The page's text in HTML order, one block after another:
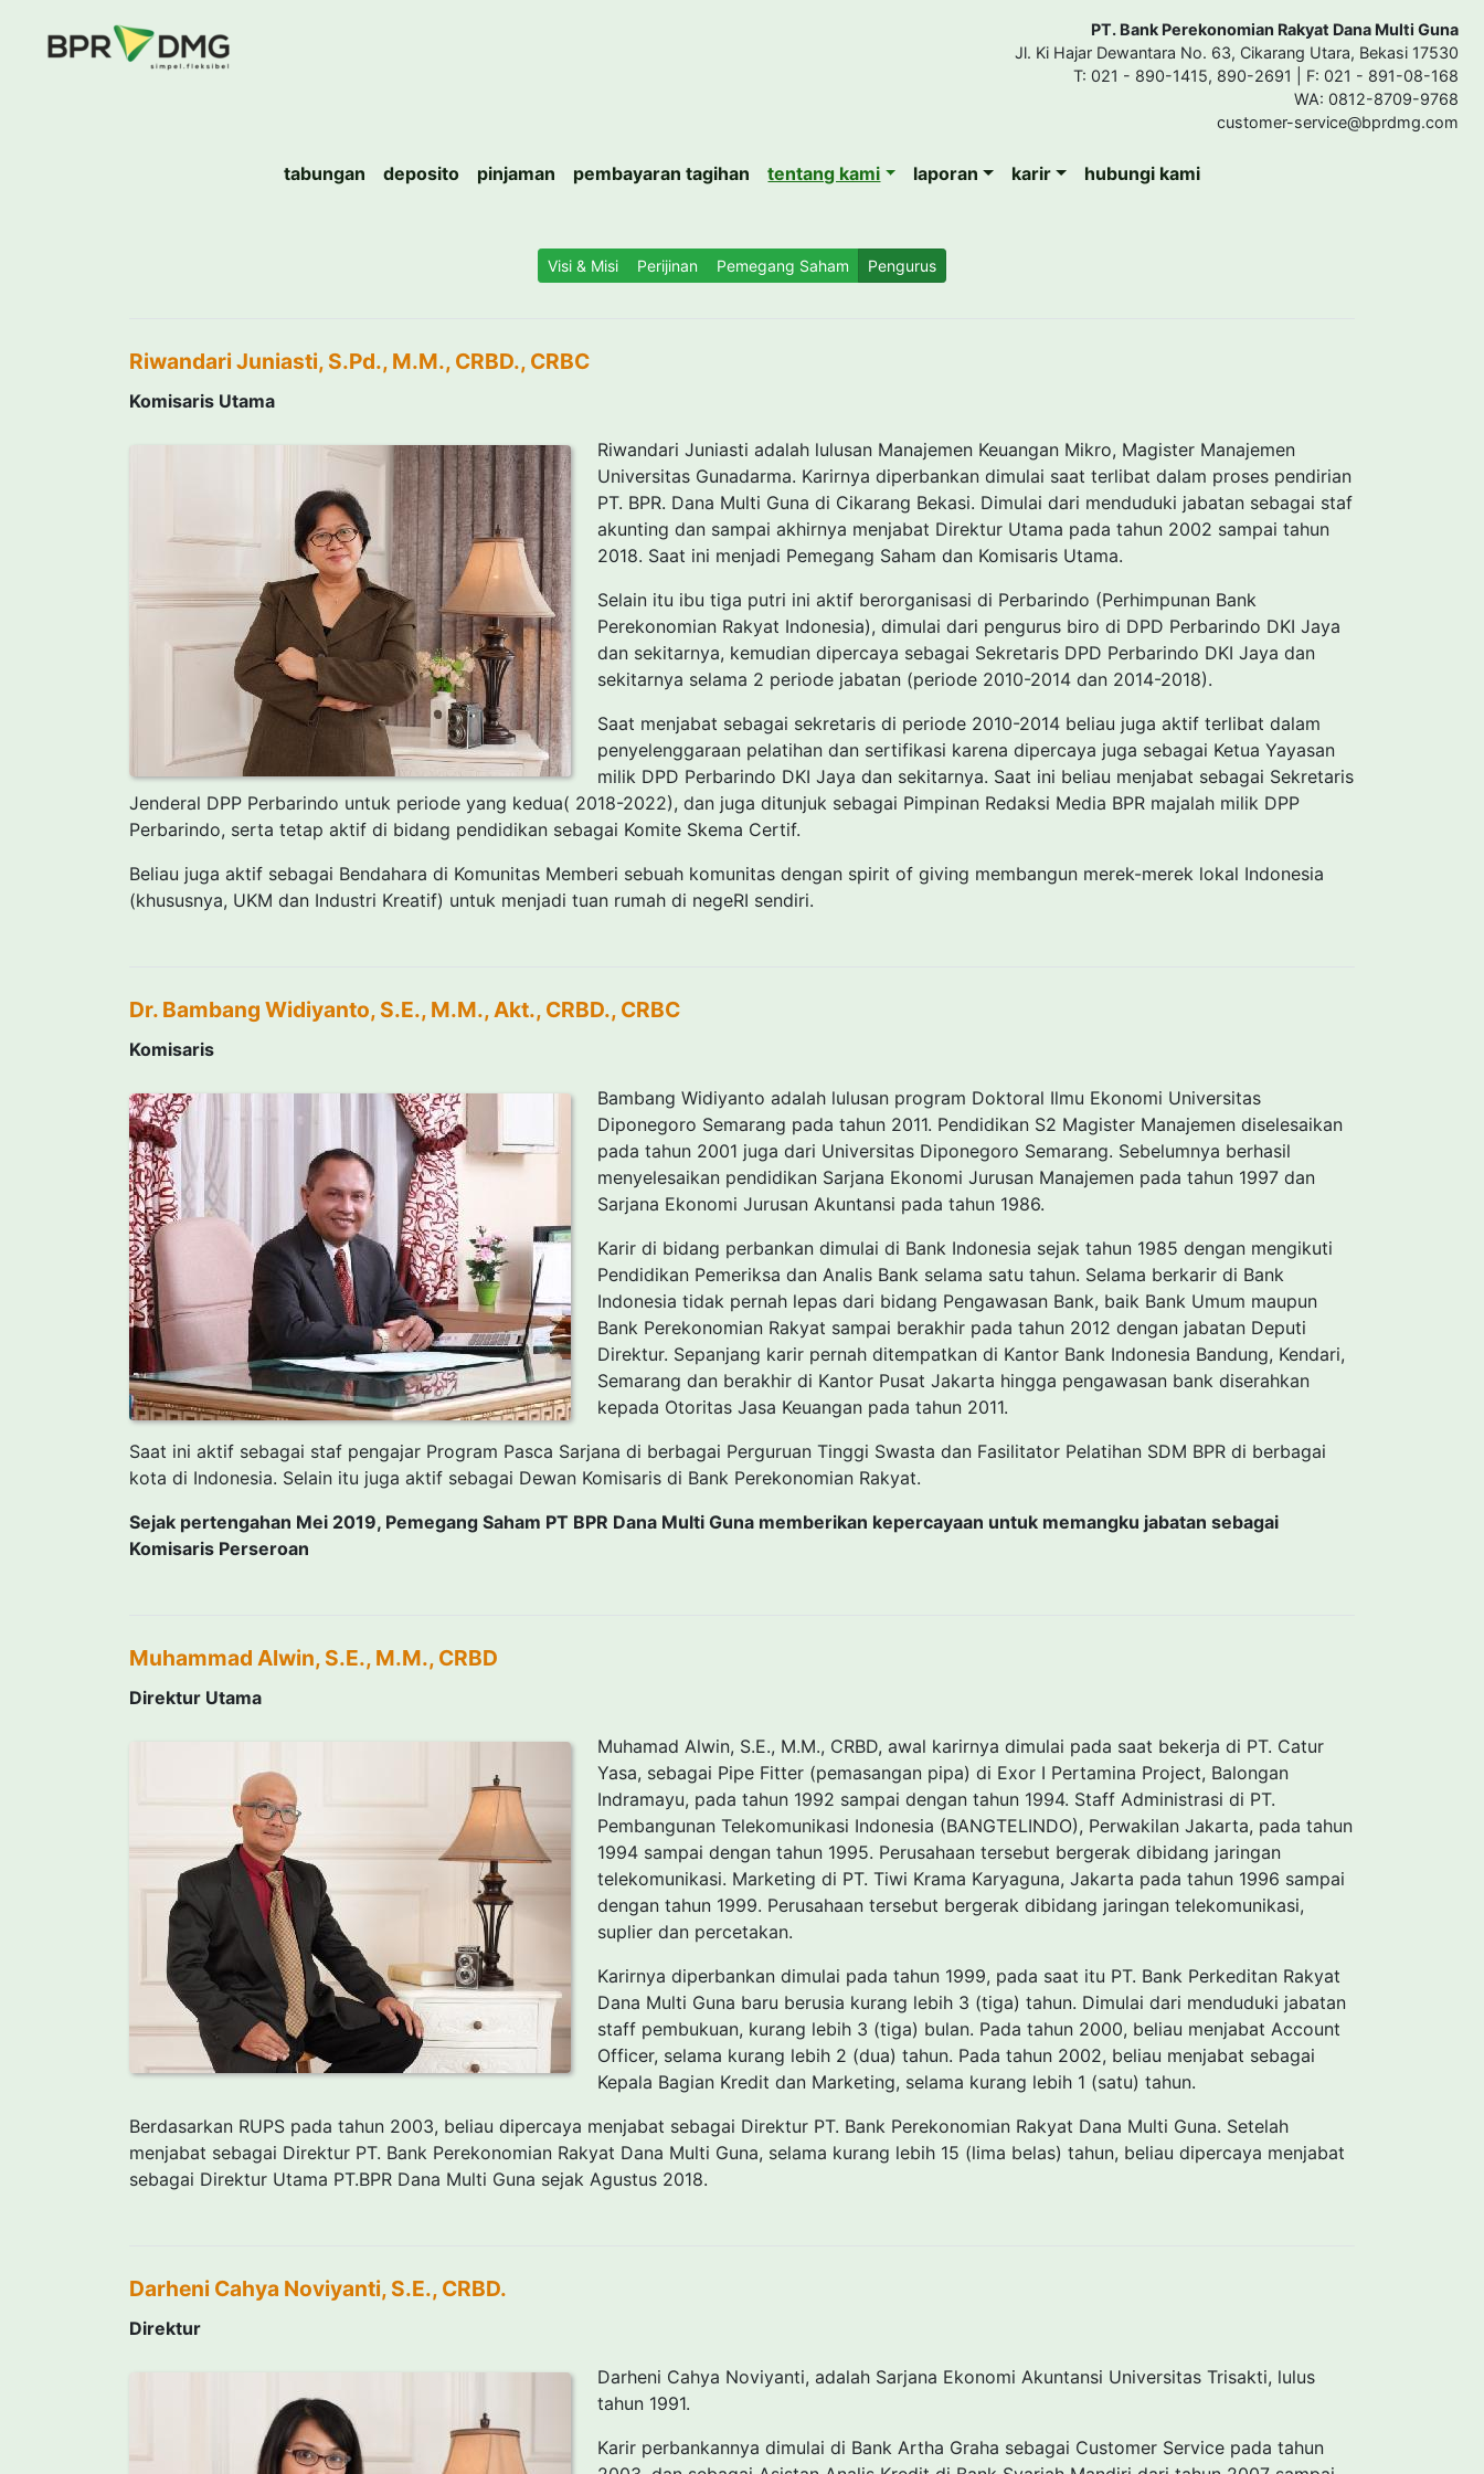
PT. Bank Perekonomian Rakyat Dana Multi Guna
Jl. Ki Hajar Dewantara No. 63, Cikarang Utara, Bekasi 17530
T: 021 - 890-1415, 890-2691 | F: 021 - 891-08-168
WA: 0812-8709-9768
customer-service@bprdmg.com
tabungan deposito pinjaman pembayaran tagihan tentang kami laporan karir hubungi kami
Visi & Misi Perijinan Pemegang Saham Pengurus
Riwandari Juniasti, S.Pd., M.M., CRBD., CRBC
Komisaris Utama
Riwandari Juniasti adalah lulusan Manajemen Keuangan Mikro, Magister Manajemen
Universitas Gunadarma. Karirnya diperbankan dimulai saat terlibat dalam proses pendirian
PT. BPR. Dana Multi Guna di Cikarang Bekasi. Dimulai dari menduduki jabatan sebagai staf
akunting dan sampai akhirnya menjabat Direktur Utama pada tahun 2002 sampai tahun
2018. Saat ini menjadi Pemegang Saham dan Komisaris Utama.
Selain itu ibu tiga putri ini aktif berorganisasi di Perbarindo (Perhimpunan Bank
Perekonomian Rakyat Indonesia), dimulai dari pengurus biro di DPD Perbarindo DKI Jaya
dan sekitarnya, kemudian dipercaya sebagai Sekretaris DPD Perbarindo DKI Jaya dan
sekitarnya selama 2 periode jabatan (periode 2010-2014 dan 2014-2018).
Saat menjabat sebagai sekretaris di periode 2010-2014 beliau juga aktif terlibat dalam
penyelenggaraan pelatihan dan sertifikasi karena dipercaya juga sebagai Ketua Yayasan
milik DPD Perbarindo DKI Jaya dan sekitarnya. Saat ini beliau menjabat sebagai Sekretaris
Jenderal DPP Perbarindo untuk periode yang kedua( 2018-2022), dan juga ditunjuk sebagai Pimpinan Redaksi Media BPR majalah milik DPP
Perbarindo, serta tetap aktif di bidang pendidikan sebagai Komite Skema Certif.
Beliau juga aktif sebagai Bendahara di Komunitas Memberi sebuah komunitas dengan spirit of giving membangun merek-merek lokal Indonesia
(khususnya, UKM dan Industri Kreatif) untuk menjadi tuan rumah di negeRI sendiri.
Dr. Bambang Widiyanto, S.E., M.M., Akt., CRBD., CRBC
Komisaris
Bambang Widiyanto adalah lulusan program Doktoral Ilmu Ekonomi Universitas
Diponegoro Semarang pada tahun 2011. Pendidikan S2 Magister Manajemen diselesaikan
pada tahun 2001 juga dari Universitas Diponegoro Semarang. Sebelumnya berhasil
menyelesaikan pendidikan Sarjana Ekonomi Jurusan Manajemen pada tahun 1997 dan
Sarjana Ekonomi Jurusan Akuntansi pada tahun 1986.
Karir di bidang perbankan dimulai di Bank Indonesia sejak tahun 1985 dengan mengikuti
Pendidikan Pemeriksa dan Analis Bank selama satu tahun. Selama berkarir di Bank
Indonesia tidak pernah lepas dari bidang Pengawasan Bank, baik Bank Umum maupun
Bank Perekonomian Rakyat sampai berakhir pada tahun 2012 dengan jabatan Deputi
Direktur. Sepanjang karir pernah ditempatkan di Kantor Bank Indonesia Bandung, Kendari,
Semarang dan berakhir di Kantor Pusat Jakarta hingga pengawasan bank diserahkan
kepada Otoritas Jasa Keuangan pada tahun 2011.
Saat ini aktif sebagai staf pengajar Program Pasca Sarjana di berbagai Perguruan Tinggi Swasta dan Fasilitator Pelatihan SDM BPR di berbagai
kota di Indonesia. Selain itu juga aktif sebagai Dewan Komisaris di Bank Perekonomian Rakyat.
Sejak pertengahan Mei 2019, Pemegang Saham PT BPR Dana Multi Guna memberikan kepercayaan untuk memangku jabatan sebagai
Komisaris Perseroan
Muhammad Alwin, S.E., M.M., CRBD
Direktur Utama
Muhamad Alwin, S.E., M.M., CRBD, awal karirnya dimulai pada saat bekerja di PT. Catur
Yasa, sebagai Pipe Fitter (pemasangan pipa) di Exor I Pertamina Project, Balongan
Indramayu, pada tahun 1992 sampai dengan tahun 1994. Staff Administrasi di PT.
Pembangunan Telekomunikasi Indonesia (BANGTELINDO), Perwakilan Jakarta, pada tahun
1994 sampai dengan tahun 1995. Perusahaan tersebut bergerak dibidang jaringan
telekomunikasi. Marketing di PT. Tiwi Krama Karyaguna, Jakarta pada tahun 1996 sampai
dengan tahun 1999. Perusahaan tersebut bergerak dibidang jaringan telekomunikasi,
suplier dan percetakan.
Karirnya diperbankan dimulai pada tahun 1999, pada saat itu PT. Bank Perkeditan Rakyat
Dana Multi Guna baru berusia kurang lebih 3 (tiga) tahun. Dimulai dari menduduki jabatan
staff pembukuan, kurang lebih 3 (tiga) bulan. Pada tahun 2000, beliau menjabat Account
Officer, selama kurang lebih 2 (dua) tahun. Pada tahun 2002, beliau menjabat sebagai
Kepala Bagian Kredit dan Marketing, selama kurang lebih 1 (satu) tahun.
Berdasarkan RUPS pada tahun 2003, beliau dipercaya menjabat sebagai Direktur PT. Bank Perekonomian Rakyat Dana Multi Guna. Setelah
menjabat sebagai Direktur PT. Bank Perekonomian Rakyat Dana Multi Guna, selama kurang lebih 15 (lima belas) tahun, beliau dipercaya menjabat
sebagai Direktur Utama PT.BPR Dana Multi Guna sejak Agustus 2018.
Darheni Cahya Noviyanti, S.E., CRBD.
Direktur
Darheni Cahya Noviyanti, adalah Sarjana Ekonomi Akuntansi Universitas Trisakti, lulus
tahun 1991.
Karir perbankannya dimulai di Bank Artha Graha sebagai Customer Service pada tahun